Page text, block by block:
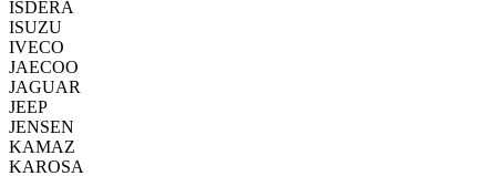
ISDERA
ISUZU
IVECO
JAECOO
JAGUAR
JEEP
JENSEN
KAMAZ
KAROSA